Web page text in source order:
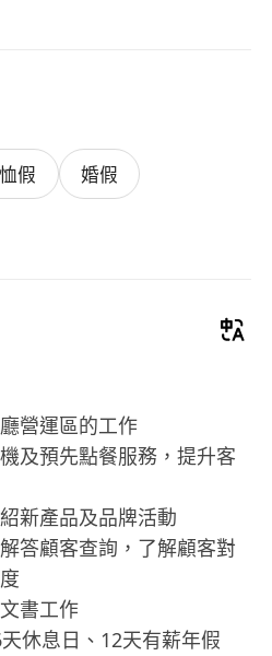
假
婚假
營運區的工作
及預先點餐服務，提升客
新產品及品牌活動
答顧客查詢，了解顧客對
書工作
休息日、12天有薪年假